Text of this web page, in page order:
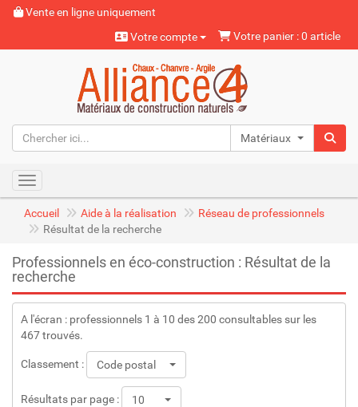
Vente en ligne uniquement
Votre compte
Votre panier : 0 article
Matériaux naturels
Toggle navigation
Accueil Aide à la réalisation
Réseau de professionnels
Résultat de la recherche
Professionnels en éco-construction : Résultat de la
recherche
A l'écran : professionnels 1 à 10 des 200 consultables sur les
467 trouvés.
Classement : Code postal
Résultats par page : 10